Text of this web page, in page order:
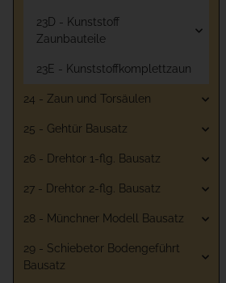
23D - Kunststoff
Zaunbauteile
23E - Kunststoffkomplettzaun
24 - Zaun und Torsäulen
25 - Gehtür Bausatz
26 - Drehtor 1-flg. Bausatz
27 - Drehtor 2-flg. Bausatz
28 - Münchner Modell Bausatz
29 - Schiebetor Bodengeführt
Bausatz